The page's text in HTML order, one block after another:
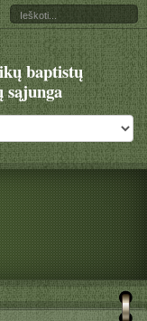
baptistų
sąjunga